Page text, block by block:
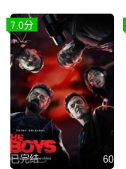
7.0分
已完结 60